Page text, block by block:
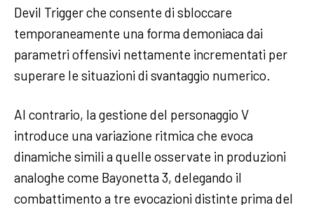
Devil Trigger che consente di sbloccare
temporaneamente una forma demoniaca dai
parametri offensivi nettamente incrementati per
superare le situazioni di svantaggio numerico.
Al contrario, la gestione del personaggio V
introduce una variazione ritmica che evoca
dinamiche simili a quelle osservate in produzioni
analoghe come Bayonetta 3, delegando il
combattimento a tre evocazioni distinte prima del